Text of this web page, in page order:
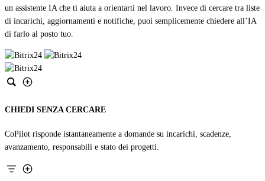
un assistente IA che ti aiuta a orientarti nel lavoro. Invece di cercare tra liste
di incarichi, aggiornamenti e notifiche, puoi semplicemente chiedere all’IA
di farlo al posto tuo.
CHIEDI SENZA CERCARE
CoPilot risponde istantaneamente a domande su incarichi, scadenze,
avanzamento, responsabili e stato dei progetti.